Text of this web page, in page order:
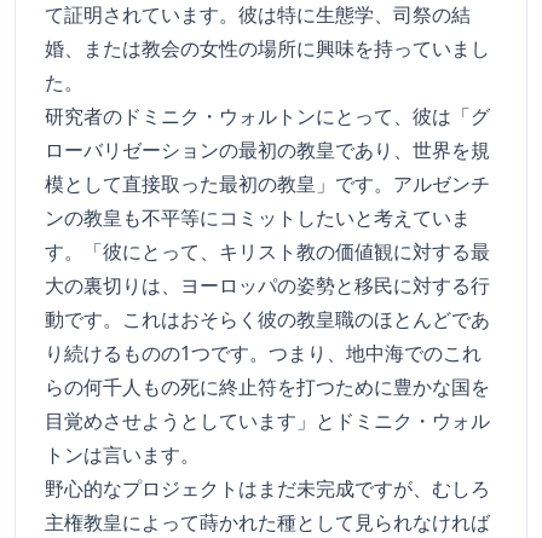
て証明されています。彼は特に生態学、司祭の結
婚、または教会の女性の場所に興味を持っていまし
た。
研究者のドミニク・ウォルトンにとって、彼は「グ
ローバリゼーションの最初の教皇であり、世界を規
模として直接取った最初の教皇」です。アルゼンチ
ンの教皇も不平等にコミットしたいと考えていま
す。「彼にとって、キリスト教の価値観に対する最
大の裏切りは、ヨーロッパの姿勢と移民に対する行
動です。これはおそらく彼の教皇職のほとんどであ
り続けるものの1つです。つまり、地中海でのこれ
らの何千人もの死に終止符を打つために豊かな国を
目覚めさせようとしています」とドミニク・ウォル
トンは言います。
野心的なプロジェクトはまだ未完成ですが、むしろ
主権教皇によって蒔かれた種として見られなければ